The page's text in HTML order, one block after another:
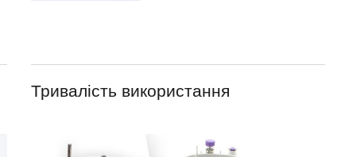
Тривалість використання